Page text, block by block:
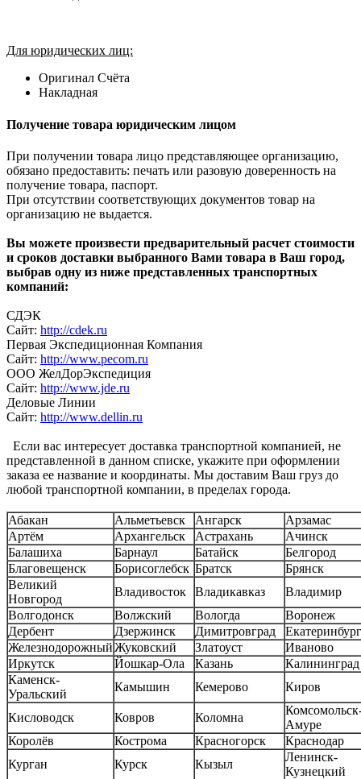
Для юридических лиц:
Оригинал Счёта
Накладная
Получение товара юридическим лицом
При получении товара лицо представляющее организацию,
обязано предоставить: печать или разовую доверенность на
получение товара, паспорт.
При отсутствии соответствующих документов товар на
организацию не выдается.
Вы можете произвести предварительный расчет стоимости
и сроков доставки выбранного Вами товара в Ваш город,
выбрав одну из ниже представленных транспортных
компаний:
СДЭК
Сайт: http://cdek.ru
Первая Экспедиционная Компания
Сайт: http://www.pecom.ru
ООО ЖелДорЭкспедиция
Сайт: http://www.jde.ru
Деловые Линии
Сайт: http://www.dellin.ru
Если вас интересует доставка транспортной компанией, не
представленной в данном списке, укажите при оформлении
заказа ее название и координаты. Мы доставим Ваш груз до
любой транспортной компании, в пределах города.
Абакан Альметьевск Ангарск
Арзамас
Артём
Архангельск Астрахань
Ачинск
Балашиха
Барнаул Батайск
Белгород
Благовещенск
Борисоглебск Братск
Брянск
Великий
Новгород
Владивосток Владикавказ
Владимир
Волгодонск
Волжский Вологда
Воронеж
Дербент
Дзержинск Димитровград
Екатеринбург
ЖелезнодорожныйЖуковский Златоуст
Иваново
Иркутск
Йошкар-Ола Казань
Калининград
Каменск-
Уральский
Камышин Кемерово Киров
Кисловодск Ковров Коломна
Амуре
Королёв
Кострома Красногорск
Краснодар
Курган
Курск Кызыл
Ленинск-
Кузнецкий